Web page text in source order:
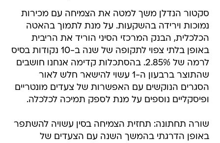
סקטור הנדלן משך למטה את הצמיחה עם מכירות
נמוכות וירידה בהשקעות. על מנת לתמוך בהאטה
הכלכלית, הבנק המרכזי הסיני הוריד את הריבית
באופן בלתי צפוי לתקופה של שנה ב-10 נקודות בסיס
לרמה של 2.85%. בהסתכלות קדימה אנחנו חושבים
שהתוצר ברבעון ה-1 עשוי להישאר חלש לאור
הסגרים הנוקשים עם האפשרות של צעדים מונטריים
ופיסקליים נוספים על מנת לספק תמיכה לכלכלה.
שורה תחתונה: תחזית הצמיחה בסין עשויה להשתפר
באופן הדרגתי בהמשך השנה עם הצעדים של